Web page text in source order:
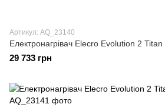
Артикул: AQ_23140
Електронагрівач Elecro Evolution 2
29 733 грн